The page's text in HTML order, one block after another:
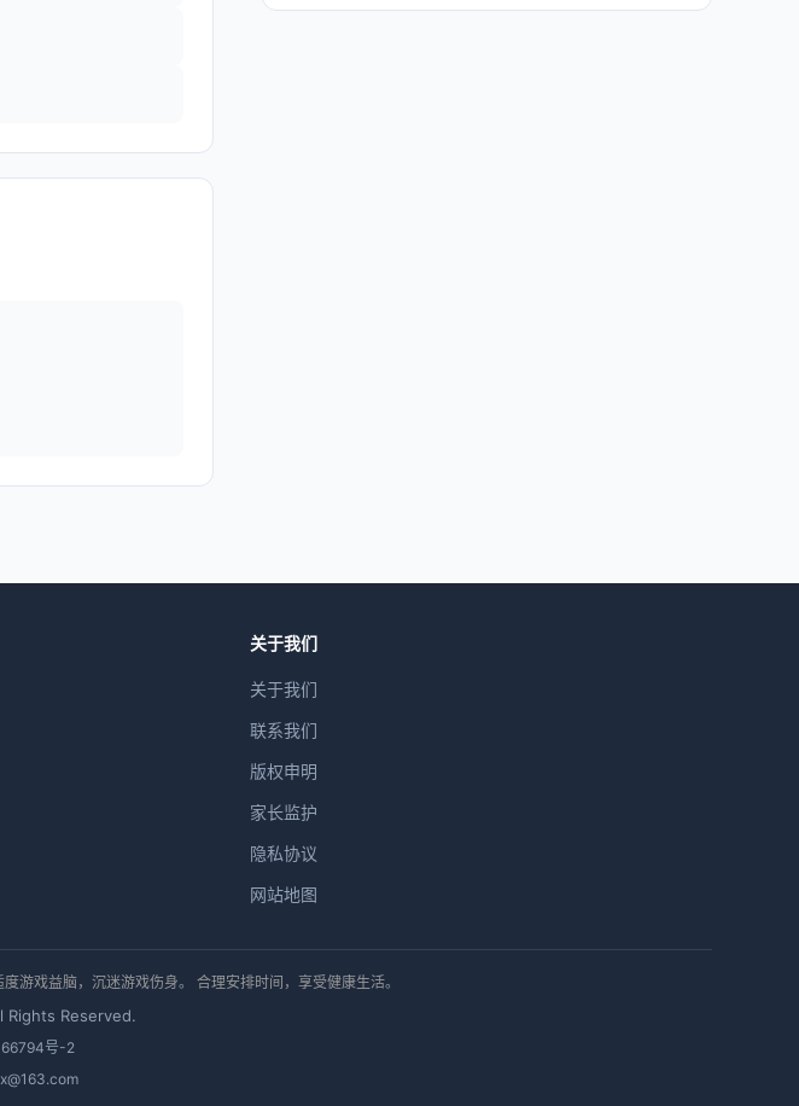
关于我们
关于我们
联系我们
版权申明
家长监护
隐私协议
网站地图
游戏益脑，沉迷游戏伤身。 合理安排时间，享受健康生活。
Rights Reserved.
号-2